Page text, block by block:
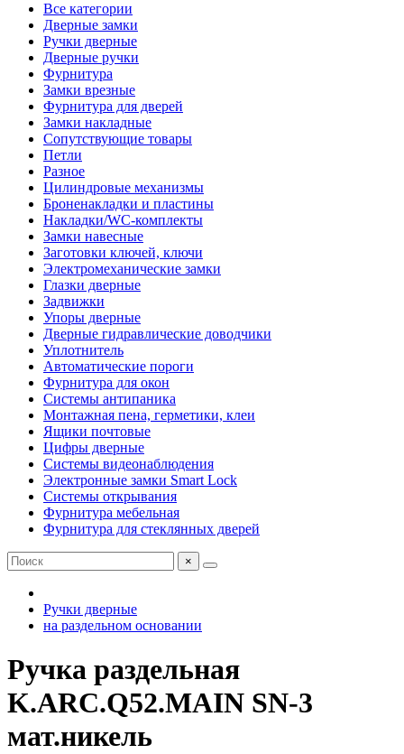
Все категории
Дверные замки
Ручки дверные
Дверные ручки
Фурнитура
Замки врезные
Фурнитура для дверей
Замки накладные
Сопутствующие товары
Петли
Разное
Цилиндровые механизмы
Броненакладки и пластины
Накладки/WC-комплекты
Замки навесные
Заготовки ключей, ключи
Электромеханические замки
Глазки дверные
Задвижки
Упоры дверные
Дверные гидравлические доводчики
Уплотнитель
Автоматические пороги
Фурнитура для окон
Системы антипаника
Монтажная пена, герметики, клеи
Ящики почтовые
Цифры дверные
Системы видеонаблюдения
Электронные замки Smart Lock
Системы открывания
Фурнитура мебельная
Фурнитура для стеклянных дверей
×
Ручки дверные
на раздельном основании
Ручка раздельная
K.ARC.Q52.MAIN SN-3
мат.никель